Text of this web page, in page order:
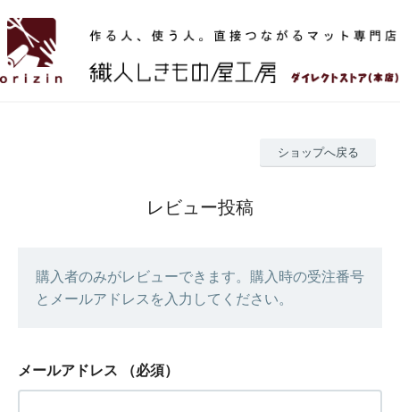
ショップへ戻る
レビュー投稿
購入者のみがレビューできます。購入時の受注番号
とメールアドレスを入力してください。
メールアドレス （必須）